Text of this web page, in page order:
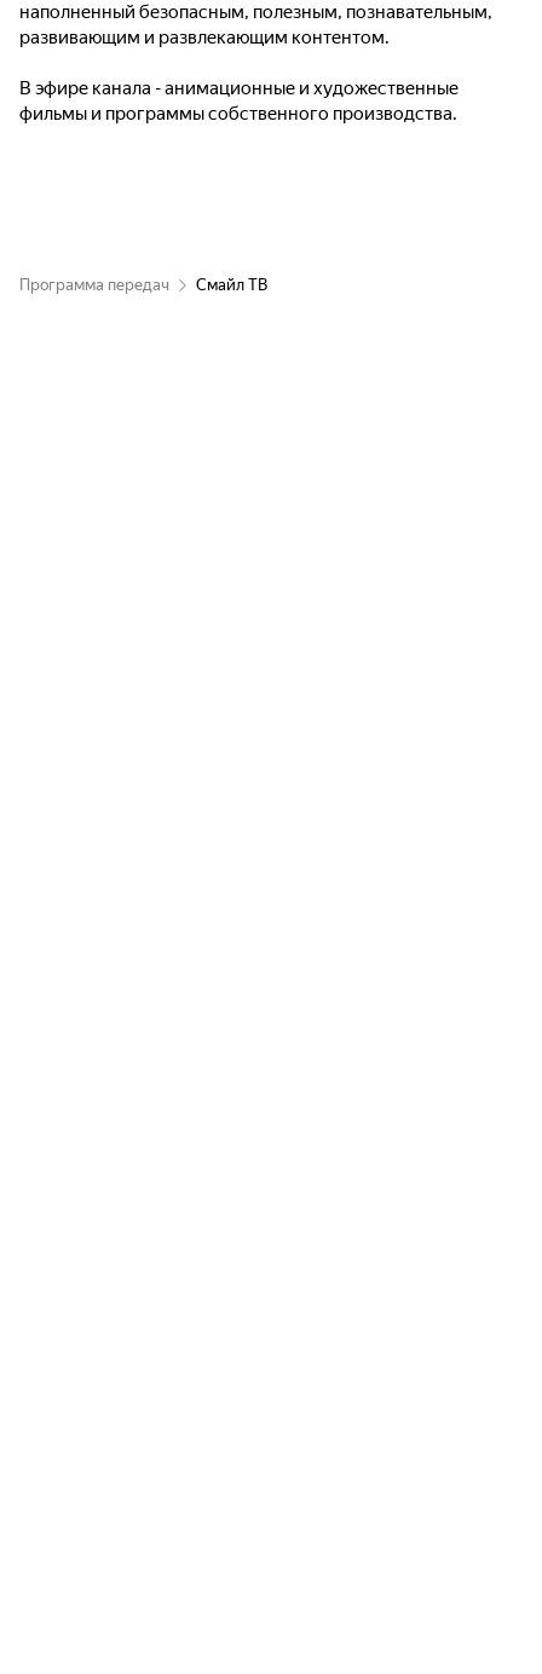
наполненный безопасным, полезным, познавательным,
развивающим и развлекающим контентом.
В эфире канала - анимационные и художественные
фильмы и программы собственного производства.
Программа передач Смайл ТВ